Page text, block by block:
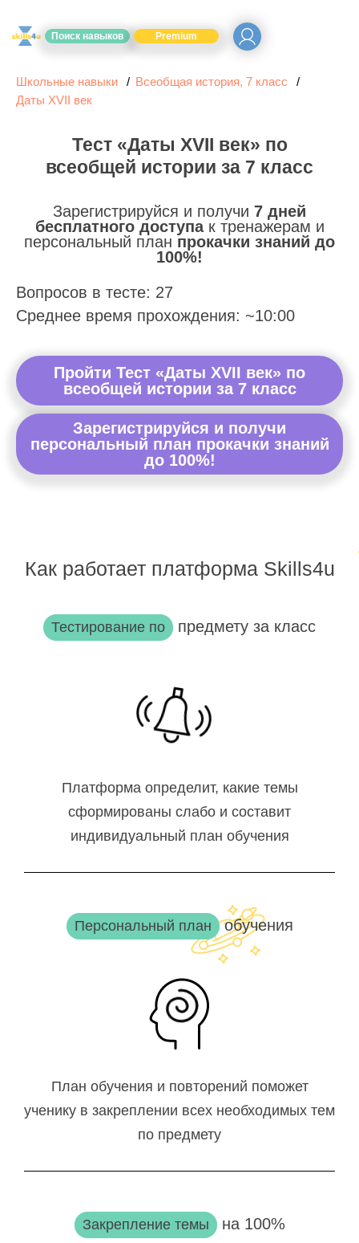
Поиск навыков Premium
Школьные навыки
Всеобщая история, 7 класс
Даты XVII век
Тест «Даты XVII век» по
всеобщей истории за 7 класс
Зарегистрируйся и получи 7 дней
бесплатного доступак тренажерам и
персональный план прокачки знаний до
100%!
Вопросов в тесте: 27
Среднее время прохождения: ~10:00
Пройти Тест «Даты XVII век» по
всеобщей истории за 7 класс
Зарегистрируйся и получи
персональный план прокачки знаний
до 100%!
Как работает платформа Skills4u
Тестирование по предмету за класс
Платформа определит, какие темы
сформированы слабо и составит
индивидуальный план обучения
Персональный план обучения
План обучения и повторений поможет
ученику в закреплении всех необходимых тем
по предмету
Закрепление темы на 100%